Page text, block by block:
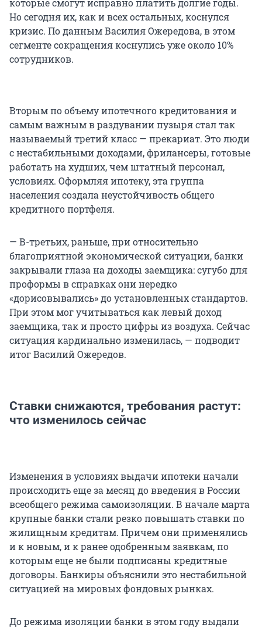
Но сегодня их, как и всех остальных, коснулся
кризис. По данным Василия Ожередова, в этом
сегменте сокращения коснулись уже около 10%
сотрудников.
Вторым по объему ипотечного кредитования и
самым важным в раздувании пузыря стал так
называемый третий класс — прекариат. Это люди
с нестабильными доходами, фрилансеры, готовые
работать на худших, чем штатный персонал,
условиях. Оформляя ипотеку, эта группа
населения создала неустойчивость общего
кредитного портфеля.
— В-третьих, раньше, при относительно
благоприятной экономической ситуации, банки
закрывали глаза на доходы заемщика: сугубо для
проформы в справках они нередко
«дорисовывались» до установленных стандартов.
При этом мог учитываться как левый доход
заемщика, так и просто цифры из воздуха. Сейчас
ситуация кардинально изменилась, — подводит
итог Василий Ожередов.
Ставки снижаются, требования растут:
что изменилось сейчас
Изменения в условиях выдачи ипотеки начали
происходить еще за месяц до введения в России
всеобщего режима самоизоляции. В начале марта
крупные банки стали резко повышать ставки по
жилищным кредитам. Причем они применялись
и к новым, и к ранее одобренным заявкам, по
которым еще не были подписаны кредитные
договоры. Банкиры объяснили это нестабильной
ситуацией на мировых фондовых рынках.
До режима изоляции банки в этом году выдали